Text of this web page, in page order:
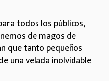
todos los públicos,
de magos de
que tanto pequeños
una velada inolvidable